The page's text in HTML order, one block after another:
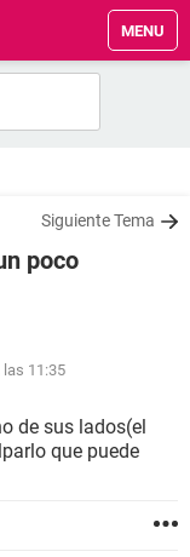
MENU
Siguiente Tema
poco
las 11:35
de sus lados(el
que puede